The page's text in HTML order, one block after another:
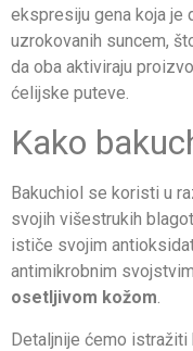
ekspresiju gena koja je
uzrokovanih suncem,
da oba aktiviraju
ćelijske puteve.
Kako
Bakuchiol se koristi u
svojih višestrukih
ističe svojim
antimikrobnim
osetljivom kožom.
Detaljnije ćemo istražiti